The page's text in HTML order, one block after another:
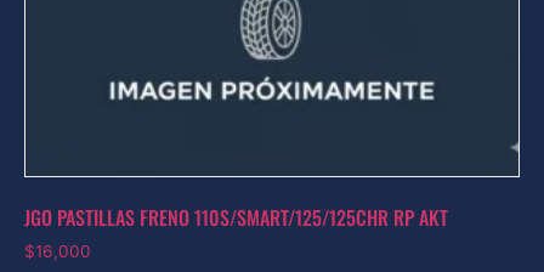
JGO PASTILLAS FRENO 110S/SMART/125/125CHR RP AKT
$16,000